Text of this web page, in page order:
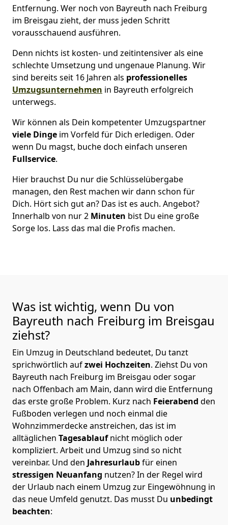
Entfernung. Wer noch von Bayreuth nach Freiburg
im Breisgau zieht, der muss jeden Schritt
vorausschauend ausführen.
Denn nichts ist kosten- und zeitintensiver als eine
schlechte Umsetzung und ungenaue Planung. Wir
sind bereits seit 16 Jahren als professionelles
Umzugsunternehmen in Bayreuth erfolgreich
unterwegs.
Wir können als Dein kompetenter Umzugspartner
viele Dinge im Vorfeld für Dich erledigen. Oder
wenn Du magst, buche doch einfach unseren
Fullservice.
Hier brauchst Du nur die Schlüsselübergabe
managen, den Rest machen wir dann schon für
Dich. Hört sich gut an? Das ist es auch. Angebot?
Innerhalb von nur 2 Minuten bist Du eine große
Sorge los. Lass das mal die Profis machen.
Was ist wichtig, wenn Du von
Bayreuth nach Freiburg im Breisgau
ziehst?
Ein Umzug in Deutschland bedeutet, Du tanzt
sprichwörtlich aufzwei Hochzeiten. Ziehst Du von
Bayreuth nach Freiburg im Breisgau oder sogar
nach Offenbach am Main, dann wird die Entfernung
das erste große Problem. Kurz nach Feierabend den
Fußboden verlegen und noch einmal die
Wohnzimmerdecke anstreichen, das ist im
alltäglichen Tagesablaufnicht möglich oder
kompliziert. Arbeit und Umzug sind so nicht
vereinbar. Und den Jahresurlaubfür einen
stressigen Neuanfang nutzen? In der Regel wird
der Urlaub nach einem Umzug zur Eingewöhnung in
das neue Umfeld genutzt. Das musst Du unbedingt
beachten: